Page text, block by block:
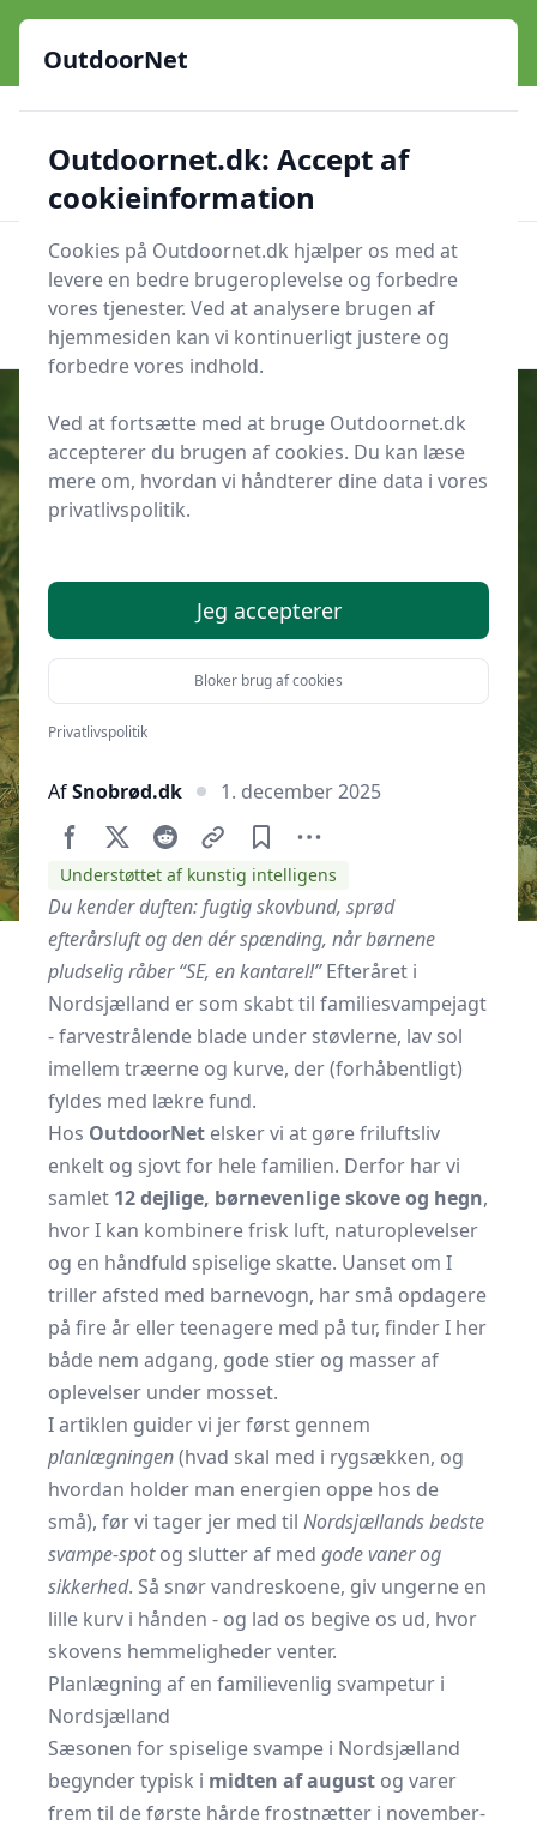
OutdoorNet - Inspiration, guides og grej til livet under åben
himmel
23 produktyper 🔐Sikker nethandel
Verificerede webshops
OutdoorNet
Søg nu
Søg nu
Udgivet iInspiration
12 familievenlige steder at plukke
AfSnobrød.dk 1. december 2025
Understøttet af kunstig intelligens
Du kender duften: fugtig skovbund, sprød
efterårsluft og den dér spænding, når børnene
pludselig råber “SE, en kantarel!”Efteråret i
Nordsjælland er som skabt til familiesvampejagt
- farvestrålende blade under støvlerne, lav sol
imellem træerne og kurve, der (forhåbentligt)
fyldes med lækre fund.
Hos OutdoorNet elsker vi at gøre friluftsliv
enkelt og sjovt for hele familien. Derfor har vi
samlet 12 dejlige, børnevenlige skove og hegn,
hvor I kan kombinere frisk luft, naturoplevelser
og en håndfuld spiselige skatte. Uanset om I
triller afsted med barnevogn, har små opdagere
på fire år eller teenagere med på tur, finder I her
både nem adgang, gode stier og masser af
oplevelser under mosset.
I artiklen guider vi jer først gennem
planlægningen(hvad skal med i rygsækken, og
hvordan holder man energien oppe hos de
små), før vi tager jer med til Nordsjællands bedste
svampe-spotog slutter af med gode vaner og
sikkerhed. Så snør vandreskoene, giv ungerne en
lille kurv i hånden - og lad os begive os ud, hvor
skovens hemmeligheder venter.
Planlægning af en familievenlig svampetur i
Nordsjælland
Sæsonen for spiselige svampe i Nordsjælland
begynder typisk i midten af august og varer
frem til de første hårde frostnætter i november-
OutdoorNet
Outdoornet.dk: Accept af
cookieinformation
Cookies på Outdoornet.dk hjælper os med at
levere en bedre brugeroplevelse og forbedre
vores tjenester. Ved at analysere brugen af
hjemmesiden kan vi kontinuerligt justere og
forbedre vores indhold.
Ved at fortsætte med at bruge Outdoornet.dk
accepterer du brugen af cookies. Du kan læse
mere om, hvordan vi håndterer dine data i vores
privatlivspolitik.
Jeg accepterer
Bloker brug af cookies
Privatlivspolitik